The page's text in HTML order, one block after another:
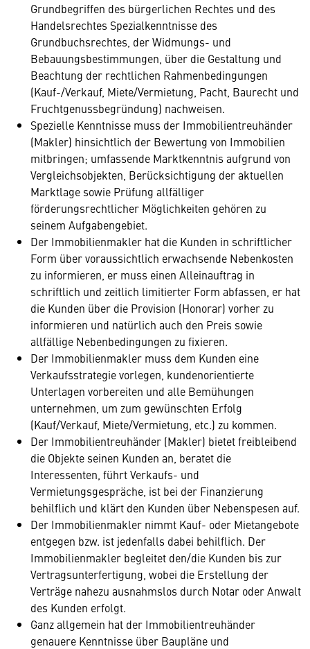
Grundbegriffen des bürgerlichen Rechtes und des
Handelsrechtes Spezialkenntnisse des
Grundbuchsrechtes, der Widmungs- und
Bebauungsbestimmungen, über die Gestaltung und
Beachtung der rechtlichen Rahmenbedingungen
(Kauf-/Verkauf, Miete/Vermietung, Pacht, Baurecht und
Fruchtgenussbegründung) nachweisen.
Spezielle Kenntnisse muss der Immobilientreuhänder
(Makler) hinsichtlich der Bewertung von Immobilien
mitbringen; umfassende Marktkenntnis aufgrund von
Vergleichsobjekten, Berücksichtigung der aktuellen
Marktlage sowie Prüfung allfälliger
förderungsrechtlicher Möglichkeiten gehören zu
seinem Aufgabengebiet.
Der Immobilienmakler hat die Kunden in schriftlicher
Form über voraussichtlich erwachsende Nebenkosten
zu informieren, er muss einen Alleinauftrag in
schriftlich und zeitlich limitierter Form abfassen, er hat
die Kunden über die Provision (Honorar) vorher zu
informieren und natürlich auch den Preis sowie
allfällige Nebenbedingungen zu fixieren.
Der Immobilienmakler muss dem Kunden eine
Verkaufsstrategie vorlegen, kundenorientierte
Unterlagen vorbereiten und alle Bemühungen
unternehmen, um zum gewünschten Erfolg
(Kauf/Verkauf, Miete/Vermietung, etc.) zu kommen.
Der Immobilientreuhänder (Makler) bietet freibleibend
die Objekte seinen Kunden an, beratet die
Interessenten, führt Verkaufs- und
Vermietungsgespräche, ist bei der Finanzierung
behilflich und klärt den Kunden über Nebenspesen auf.
Der Immobilienmakler nimmt Kauf- oder Mietangebote
entgegen bzw. ist jedenfalls dabei behilflich. Der
Immobilienmakler begleitet den/die Kunden bis zur
Vertragsunterfertigung, wobei die Erstellung der
Verträge nahezu ausnahmslos durch Notar oder Anwalt
des Kunden erfolgt.
Ganz allgemein hat der Immobilientreuhänder
genauere Kenntnisse über Baupläne und